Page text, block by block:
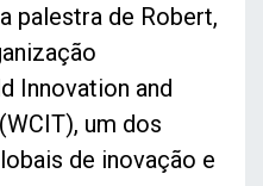
palestra de Robert,
Innovation and
um dos
de inovação e